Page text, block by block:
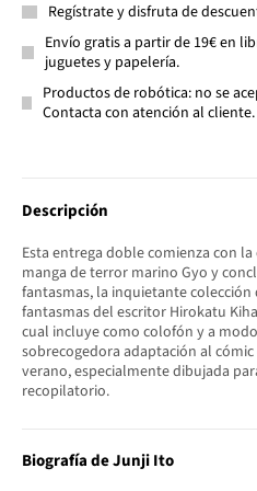
Regístrate y disfruta de
Envío gratis a partir de 19€ en
juguetes y papelería.
Productos de robótica: no se
Contacta con atención al cliente.
Descripción
Esta entrega doble comienza con
manga de terror marino Gyo y
fantasmas, la inquietante
fantasmas del escritor Hirokatu
cual incluye como colofón y a
sobrecogedora adaptación al
verano, especialmente dibujada
recopilatorio.
Biografía de Junji Ito